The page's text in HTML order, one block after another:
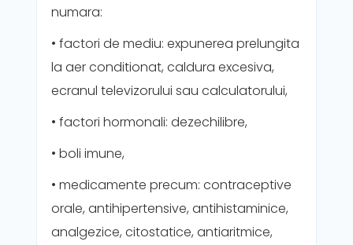
numara:
• factori de mediu: expunerea prelungita
la aer conditionat, caldura excesiva,
ecranul televizorului sau calculatorului,
• factori hormonali: dezechilibre,
• boli imune,
• medicamente precum: contraceptive
orale, antihipertensive, antihistaminice,
analgezice, citostatice, antiaritmice,